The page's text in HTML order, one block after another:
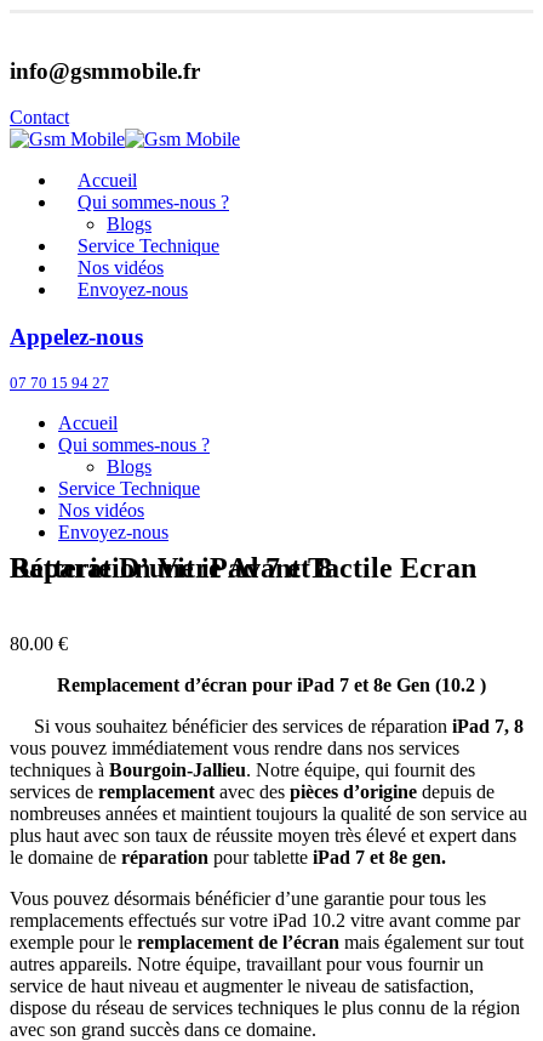
info@gsmmobile.fr
Contact
Accueil
Qui sommes-nous ?
Blogs
Service Technique
Nos vidéos
Envoyez-nous
Appelez-nous
07 70 15 94 27
Accueil
Qui sommes-nous ?
Blogs
Service Technique
Nos vidéos
Envoyez-nous
Réparation Vitre Avant Tactile Ecran Batterie D’une iPad 7 et 8
80.00 €
Remplacement d’écran pour iPad 7 et 8e Gen (10.2 )
Si vous souhaitez bénéficier des services de réparation iPad 7, 8
vous pouvez immédiatement vous rendre dans nos services
techniques à Bourgoin-Jallieu. Notre équipe, qui fournit des
services de remplacement avec des pièces d’origine depuis de
nombreuses années et maintient toujours la qualité de son service au
plus haut avec son taux de réussite moyen très élevé et expert dans
le domaine de réparation pour tablette iPad 7 et 8e gen.
Vous pouvez désormais bénéficier d’une garantie pour tous les
remplacements effectués sur votre iPad 10.2 vitre avant comme par
exemple pour le remplacement de l’écran mais également sur tout
autres appareils. Notre équipe, travaillant pour vous fournir un
service de haut niveau et augmenter le niveau de satisfaction,
dispose du réseau de services techniques le plus connu de la région
avec son grand succès dans ce domaine.